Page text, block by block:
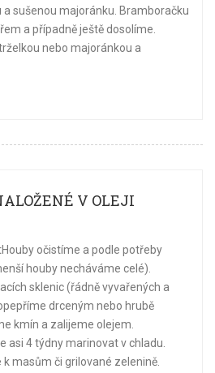
a sušenou majoránku. Bramboračku
a případně ještě dosolíme.
nebo majoránkou a
V OLEJI
očistíme a podle potřeby
houby necháváme celé).
sklenic (řádně vyvařených a
drceným nebo hrubě
kmín a zalijeme olejem.
asi 4 týdny marinovat v chladu.
masům či grilované zelenině.